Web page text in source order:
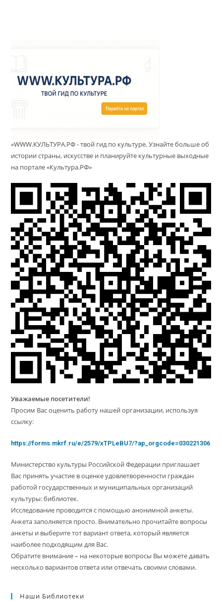
«WWW.КУЛЬТУРА.РФ - твой гид по культуре. Узнайте больше об
истории страны, искусстве и планируйте культурные выходные
на портале «Культура.РФ»
Уважаемые посетители!
Просим Вас оценить работу нашей организации, используя
ссылку:
https://forms.mkrf.ru/e/2579/xTPLeBU7/?ap_orgcode=030221306
Министерство культуры Российской Федерации приглашает
Вас принять участие в оценке удовлетворенности граждан
работой государственных и муниципальных организаций
культуры: библиотек.
Исследование проводится с помощью анонимной анкеты.
Анкета заполняется просто. Внимательно прочитайте вопросы
анкеты и выберите тот вариант ответа, который является
наиболее подходящим для Вас.
Обратите внимание – на некоторые вопросы Вы можете давать
несколько вариантов ответа или отвечать своими словами.
Наши Библиотеки